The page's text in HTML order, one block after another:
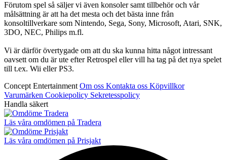
Förutom spel så säljer vi även konsoler samt tillbehör och vår
målsättning är att ha det mesta och det bästa inne från
konsoltillverkare som Nintendo, Sega, Sony, Microsoft, Atari, SNK,
3DO, NEC, Philips m.fl.
Vi är därför övertygade om att du ska kunna hitta något intressant
oavsett om du är ute efter Retrospel eller vill ha tag på det nya spelet
till t.ex. Wii eller PS3.
Concept Entertainment Om oss Kontakta oss Köpvillkor
Varumärken Cookiepolicy Sekretesspolicy
Handla säkert
Läs våra omdömen på Tradera
Läs våra omdömen på Prisjakt